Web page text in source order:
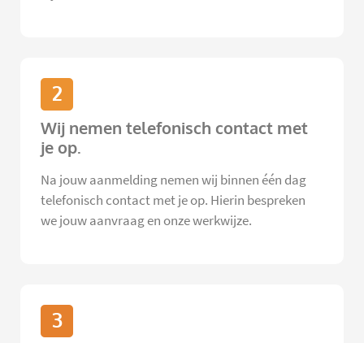
2
Wij nemen telefonisch contact met
je op.
Na jouw aanmelding nemen wij binnen één dag
telefonisch contact met je op. Hierin bespreken
we jouw aanvraag en onze werkwijze.
3